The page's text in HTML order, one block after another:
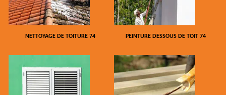
NETTOYAGE DE TOITURE 74 PEINTURE DESSOUS DE TOIT 74